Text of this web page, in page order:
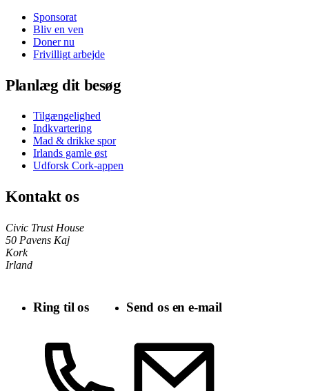
Sponsorat
Bliv en ven
Doner nu
Frivilligt arbejde
Planlæg dit besøg
Tilgængelighed
Indkvartering
Mad & drikke spor
Irlands gamle øst
Udforsk Cork-appen
Kontakt os
Civic Trust House
50 Pavens Kaj
Kork
Irland
Ring til os Send os en e-mail